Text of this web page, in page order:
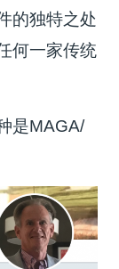
的独特之处
何一家传统
是MAGA/